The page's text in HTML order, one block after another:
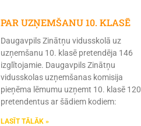
PAR UZŅEMŠANU 10. KLASĒ
Daugavpils Zinātņu vidusskolā uz
uzņemšanu 10. klasē pretendēja 146
izglītojamie. Daugavpils Zinātņu
vidusskolas uzņemšanas komisija
pieņēma lēmumu uzņemt 10. klasē 120
pretendentus ar šādiem kodiem:
LASĪT TĀLĀK »